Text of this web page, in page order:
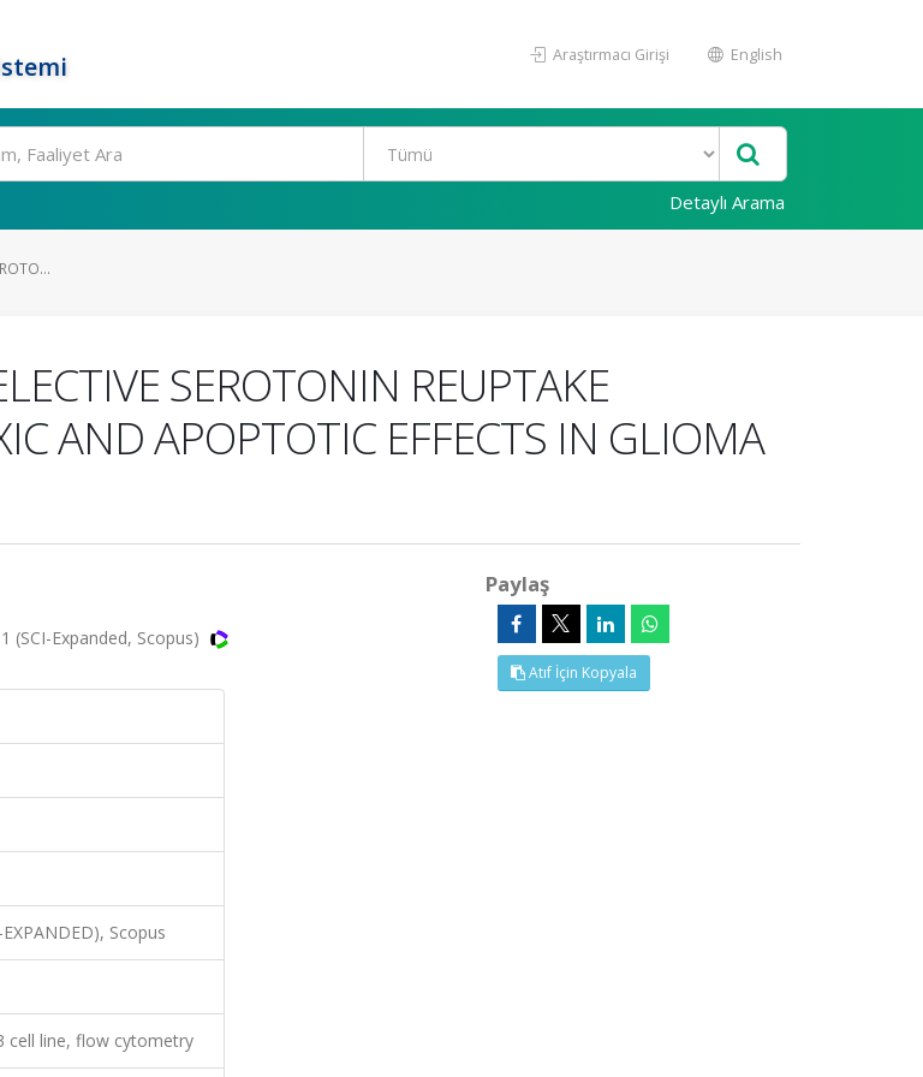
Araştırmacı Girişi English
Detaylı Arama
SEROTONIN REUPTAKE
AND APOPTOTIC EFFECTS IN GLIOMA
(SCI-Expanded, Scopus)
Scopus
cell line, flow cytometry
Paylaş
Atıf İçin Kopyala